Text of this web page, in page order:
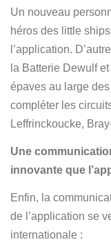
Un nouveau
héros des little
l’application.
la Batterie Dewulf
épaves au large
compléter les
Leffrinckoucke,
Une
innovante que
Enfin, la
de l’application se
internationale :